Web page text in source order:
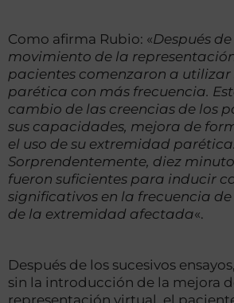
Como afirma Rubio: «Después
movimiento de la
pacientes comenzaron a utilizar
parética con más frecuencia.
cambio de las creencias de los
sus capacidades, mejora de
el uso de su extremidad parética.
Sorprendentemente, diez
fueron suficientes para inducir
significativos en la frecuencia
de la extremidad afectada«.
Después de los sucesivos
sin la introducción de la mejora